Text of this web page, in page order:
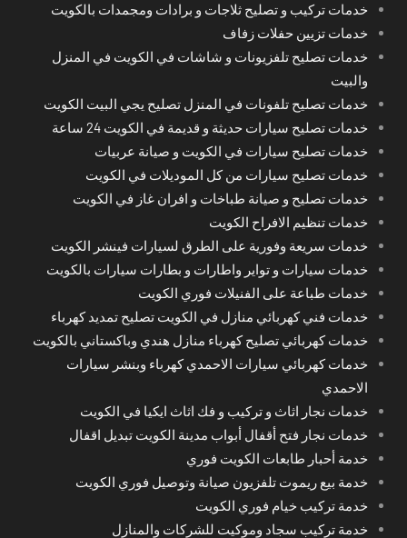
خدمات تركيب و تصليح ثلاجات و برادات ومجمدات بالكويت
خدمات تزيين حفلات زفاف
خدمات تصليح تلفزيونات و شاشات في الكويت في المنزل
والبيت
خدمات تصليح تلفونات في المنزل تصليح يجي البيت الكويت
خدمات تصليح سيارات حديثة و قديمة في الكويت 24 ساعة
خدمات تصليح سيارات في الكويت و صيانة عربيات
خدمات تصليح سيارات من كل الموديلات في الكويت
خدمات تصليح و صيانة طباخات و افران غاز في الكويت
خدمات تنظيم الافراح الكويت
خدمات سريعة وفورية على الطرق لسيارات فينشر الكويت
خدمات سيارات و تواير واطارات و بطارات سيارات بالكويت
خدمات طباعة على الفنيلات فوري الكويت
خدمات فني كهربائي منازل في الكويت تصليح تمديد كهرباء
خدمات كهربائي تصليح كهرباء منازل هندي وباكستاني بالكويت
خدمات كهربائي سيارات الاحمدي كهرباء وبنشر سيارات
الاحمدي
خدمات نجار اثاث و تركيب و فك اثاث ايكيا في الكويت
خدمات نجار فتح أقفال أبواب مدينة الكويت تبديل اقفال
خدمة أحبار طابعات الكويت فوري
خدمة بيع ريموت تلفزيون صيانة وتوصيل فوري الكويت
خدمة تركيب خيام فوري الكويت
خدمة تركيب سجاد وموكيت للشركات والمنازل